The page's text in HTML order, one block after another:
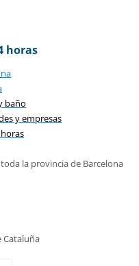
horas
baño
y empresas
la provincia de Barcelona
Cataluña